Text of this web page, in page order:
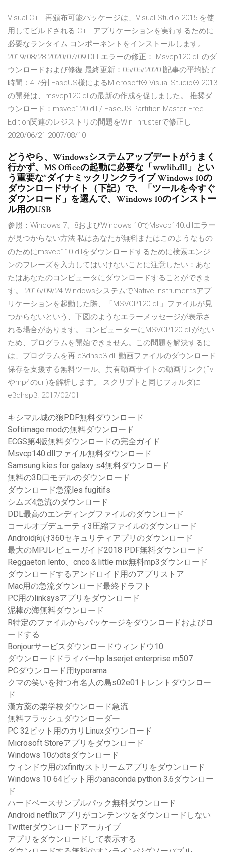
Visual C++ 再頒布可能パッケージは、Visual Studio 2015 を使
用してビルドされる C++ アプリケーションを実行するために
必要なランタイム コンポーネントをインストールします。
2019/08/28 2020/07/09 DLLエラーの修正： Msvcp120.dll のダ
ウンロードおよび修復 最終更新：05/05/2020 [記事の平均読了
時間：4.7分] EaseUS様によるMicrosoft® Visual Studio® 2013
の開発は、msvcp120.dllの最新の作成を促しました。 推奨ダ
ウンロード：msvcp120.dll / EaseUS Partition Master Free
Edition関連のレジストリの問題をWinThrusterで修正し
2020/06/21 2007/08/10
どうやら、Windowsシステムアップデートがうまく
行かず、MS Officeの起動に必要な「wwlib.dll」とい
う重要な”ダイナミックリンクライブ Windows 10の
ダウンロードサイト（下記）で、「ツールを今すぐ
ダウンロード」を選んで、Windows 10のインストー
ル用のUSB
参照：Windows 7、8およびWindows 10でMsvcp140.dllエラー
が見つからない方法 私はあなたが無料またはこのようなもの
のためにmsvcp110.dllをダウンロードするために検索エンジ
ンのフレーズを入力してはいけないことに注意したい：あな
たはあなたのコンピュータにダウンロードすることができま
す。 2016/09/24 WindowsシステムでNative Instrumentsアプ
リケーションを起動した際、「MSVCP120.dll」ファイルが見
つからないという、下図のようなエラーメッセージが表示さ
れる場合があります。 コンピューターにMSVCP120.dllがない
ため、プログラムを開始できません。この問題を解決するに
は、プログラムを再 e3dhsp3 dll 動画ファイルのダウンロード
保存を支援する無料ツール。共有動画サイトの動画リンク(flv
やmp4のurl)を解析します。 スクリプトと同じフォルダに
e3dhsp3. 2017/02/01
キシマル城の狼PDF無料ダウンロード
Softimage modの無料ダウンロード
ECGS第4版無料ダウンロードの完全ガイド
Msvcp140.dllファイル無料ダウンロード
Samsung kies for galaxy s4無料ダウンロード
無料の3D口モデルのダウンロード
ダウンロード急流les fugitifs
シムズ4急流のダウンロード
DDL最高のエンディングファイルのダウンロード
コールオブデューティ3圧縮ファイルのダウンロード
Android向け360セキュリティアプリのダウンロード
最大のMPJレビューガイド2018 PDF無料ダウンロード
Reggaeton lento、cnco＆little mix無料mp3ダウンロード
ダウンロードするアン​​ドロイド用のアプリストア
Mac用の急流ダウンロード最終ドラフト
PC用のlinksysアプリをダウンロード
泥棒の海無料ダウンロード
R特定のファイルからパッケージをダウンロードおよびロ
ードする
Bonjourサービスダウンロードウィンドウ10
ダウンロードドライバーhp laserjet enterprise m507
PCダウンロード用typorama
クマの笑いを持つ有名人の島s02e01トレントダウンロー
ド
漢方薬の栗学校ダウンロード急流
無料フラッシュダウンローダー
PC 32ビット用のカリLinuxダウンロード
Microsoft Storeアプリをダウンロード
Windows 10のdtsダウンロード
ウィンドウ用のxfinityストリームアプリをダウンロード
Windows 10 64ビット用のanaconda python 3.6ダウンロー
ド
ハードベースサンプルパック無料ダウンロード
Android netflixアプリがコンテンツをダウンロードしない
Twitterダウンロードアーカイブ
アプリをダウンロードして表示する